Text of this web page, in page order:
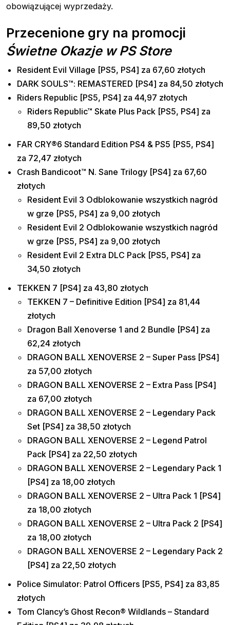
obowiązującej wyprzedaży.
Przecenione gry na promocji
Świetne Okazje w PS Store
Resident Evil Village [PS5, PS4] za 67,60 złotych
DARK SOULS™: REMASTERED [PS4] za 84,50 złotych
Riders Republic [PS5, PS4] za 44,97 złotych
Riders Republic™ Skate Plus Pack [PS5, PS4] za
89,50 złotych
FAR CRY®6 Standard Edition PS4 & PS5 [PS5, PS4]
za 72,47 złotych
Crash Bandicoot™ N. Sane Trilogy [PS4] za 67,60
złotych
Resident Evil 3 Odblokowanie wszystkich nagród
w grze [PS5, PS4] za 9,00 złotych
Resident Evil 2 Odblokowanie wszystkich nagród
w grze [PS5, PS4] za 9,00 złotych
Resident Evil 2 Extra DLC Pack [PS5, PS4] za
34,50 złotych
TEKKEN 7 [PS4] za 43,80 złotych
TEKKEN 7 – Definitive Edition [PS4] za 81,44
złotych
Dragon Ball Xenoverse 1 and 2 Bundle [PS4] za
62,24 złotych
DRAGON BALL XENOVERSE 2 – Super Pass [PS4]
za 57,00 złotych
DRAGON BALL XENOVERSE 2 – Extra Pass [PS4]
za 67,00 złotych
DRAGON BALL XENOVERSE 2 – Legendary Pack
Set [PS4] za 38,50 złotych
DRAGON BALL XENOVERSE 2 – Legend Patrol
Pack [PS4] za 22,50 złotych
DRAGON BALL XENOVERSE 2 – Legendary Pack 1
[PS4] za 18,00 złotych
DRAGON BALL XENOVERSE 2 – Ultra Pack 1 [PS4]
za 18,00 złotych
DRAGON BALL XENOVERSE 2 – Ultra Pack 2 [PS4]
za 18,00 złotych
DRAGON BALL XENOVERSE 2 – Legendary Pack 2
[PS4] za 22,50 złotych
Police Simulator: Patrol Officers [PS5, PS4] za 83,85
złotych
Tom Clancy’s Ghost Recon® Wildlands – Standard